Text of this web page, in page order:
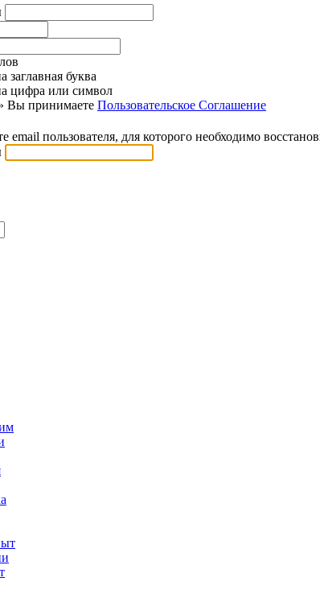
буква
цифра или символ
Вы принимаете Пользовательское Соглашение
email пользователя, для которого необходимо